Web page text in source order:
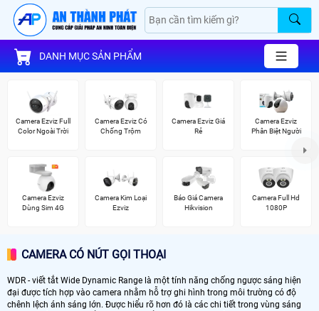
DANH MỤC SẢN PHẨM
Camera Ezviz Full
Color Ngoài Trời
Camera Ezviz Có
Chống Trộm
Camera Ezviz Giá
Rẻ
Camera Ezviz
Phân Biệt Người
Camera Ezviz
Dùng Sim 4G
Camera Kim Loại
Ezviz
Báo Giá Camera
Hikvision
Camera Full Hd
1080P
CAMERA CÓ NÚT GỌI THOẠI
WDR - viết tắt Wide Dynamic Range là một tính năng chống ngược sáng hiện
đại được tích hợp vào camera nhằm hỗ trợ ghi hình trong môi trường có độ
chênh lệch ánh sáng lớn. Được hiểu rõ hơn đó là các chi tiết trong vùng sáng